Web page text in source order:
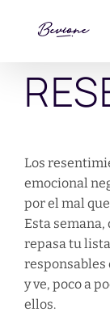
Los
emocional
por el mal
Esta semana,
repasa tu
responsables
y ve, poco a
ellos.